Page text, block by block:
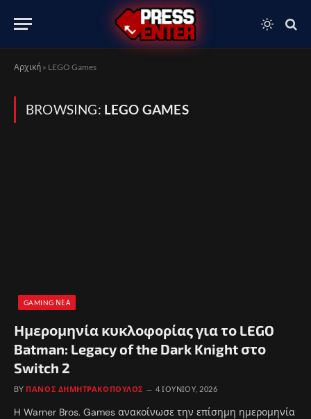
Αρχική » LEGO Games
BROWSING: LEGO GAMES
GAMING ΝΈΑ
Ημερομηνία κυκλοφορίας για το LEGO
Batman: Legacy of the Dark Knight στο
Switch 2
BY ΠΆΝΟΣ ΔΗΜΗΤΡΑΚΌΠΟΥΛΟΣ 4 ΙΟΥΝΊΟΥ, 2026
H Warner Bros. Games ανακοίνωσε την επίσημη ημερομηνία